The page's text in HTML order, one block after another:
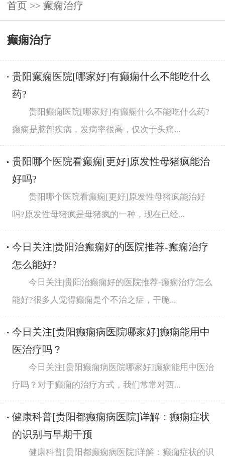
首页 >> 癫痫治疗
癫痫治疗
贵阳癫痫医院[哪家好]有癫痫什么不能吃什么
药?
贵阳癫痫医院[哪家好]有癫痫什么不能吃什么药?
癫痫是脑部疾病，发病率很高，仅次于头痛...
贵阳哪个医院看癫痫[更好]原发性母猪疯能治
好吗?
贵阳哪个医院看癫痫[更好]原发性母猪疯能治好
吗?原发性母猪疯是母猪疯的一种，现在已经...
今日关注|贵阳治癫痫好的医院推荐-癫痫治疗
怎么能好?
今日关注|贵阳治癫痫好的医院推荐-癫痫治疗怎么
能好?很多人觉得癫痫是个不治之症，干脆...
今日关注[贵阳癫痫病医院哪家好]癫痫能用中
医治疗吗？
今日关注[贵阳癫痫病医院哪家好]癫痫能用中医治
疗吗？对于癫痫的治疗方式，我们常常对西...
健康科普[贵阳都癫痫病医院]详解：癫痫症状
的识别与早期干预
健康科普[贵阳都癫痫病医院]详解：癫痫症状的识